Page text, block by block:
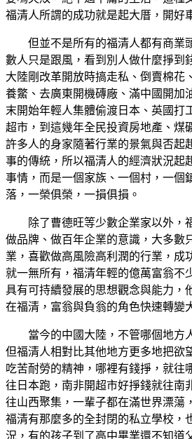
福清人所謂的成功就是起大厝，開好
但並不是所有的福清人都有商業
數人只是跟風，看到別人做什麼掙到
大陸剛改革開放時搞走私、倒賣棉花
養鱉、去廣東開機磚廠、滿中國開加
末開始年輕人集體偷渡日本、英國打
超市，到這幾年全民投資房地產、煤
許多人的身家隨著行業的景氣與否起
事的傳統，所以福清人的經濟狀況起
事情，而是一個家族、一個村，一個
落，一榮俱榮，一損俱損。
除了曹德旺等少數企業家以外，
做品牌、做百年企業的意識，大多數
業，喜歡做高風險高利潤的行業，成
就一無所有，福清年輕的億萬富翁不
具有可持續發展的思想觀念與能力，
在福清，富翁與負翁的角色快速轉變
當今的中國大陸，不管哪個地方
但福清人相對比其他地方更多地把欲
吃苦耐勞的精神，哪裡有錢掙，就往
往日本跑，南非開超市好掙錢就往南
往山西聚集，一輩子都在滿世界漂蕩
福清有那麼多的全封閉的私立學校，
況，有的孩子到了高中畢業還不知道